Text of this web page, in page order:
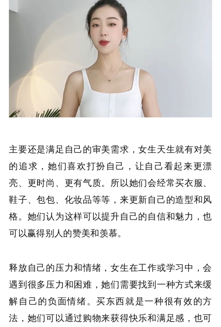
主要还是满足自己的审美需求，女生天生就有对美
的追求，她们喜欢打扮自己，让自己看起来更漂
亮、更时尚、更有气质。所以她们会经常买衣服、
鞋子、包包、化妆品等等，来更新自己的造型和风
格。她们认为这样可以提升自己的自信和魅力，也
可以赢得别人的赞美和羡慕。
释放自己的压力和情绪，女生在工作或学习中，会
遇到很多压力和困难，她们需要找到一种方式来缓
解自己的负面情绪。买东西就是一种很有效的方
法，她们可以通过购物来获得快乐和满足感，也可